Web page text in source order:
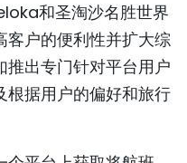
和圣淘沙名胜世界
客户的便利性并扩大综
出专门针对平台用户
根据用户的偏好和旅行